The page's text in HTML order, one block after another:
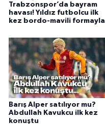
Trabzonspor’da bayram
havası! Yıldız futbolcu ilk
kez bordo-mavili formayla
Barış Alper satılıyor mu?
Abdullah Kavukcu ilk kez
konuştu